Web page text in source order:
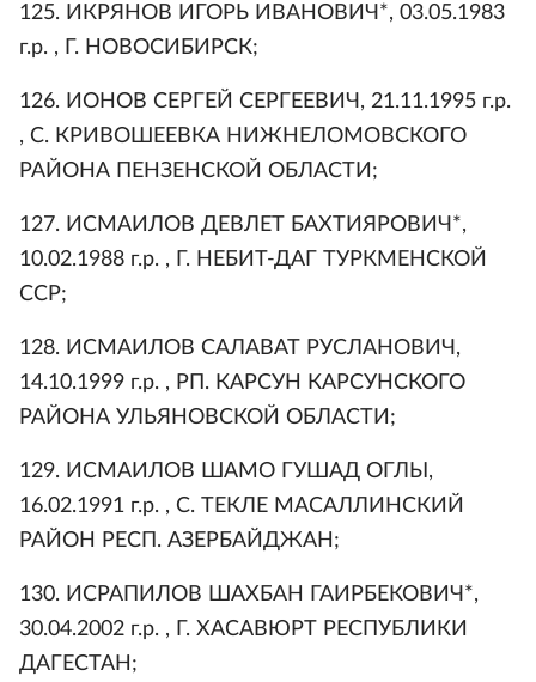
125. ИКРЯНОВ ИГОРЬ ИВАНОВИЧ*, 03.05.1983
г.р. , Г. НОВОСИБИРСК;
126. ИОНОВ СЕРГЕЙ СЕРГЕЕВИЧ, 21.11.1995 г.р.
, С. КРИВОШЕЕВКА НИЖНЕЛОМОВСКОГО
РАЙОНА ПЕНЗЕНСКОЙ ОБЛАСТИ;
127. ИСМАИЛОВ ДЕВЛЕТ БАХТИЯРОВИЧ*,
10.02.1988 г.р. , Г. НЕБИТ-ДАГ ТУРКМЕНСКОЙ
ССР;
128. ИСМАИЛОВ САЛАВАТ РУСЛАНОВИЧ,
14.10.1999 г.р. , РП. КАРСУН КАРСУНСКОГО
РАЙОНА УЛЬЯНОВСКОЙ ОБЛАСТИ;
129. ИСМАИЛОВ ШАМО ГУШАД ОГЛЫ,
16.02.1991 г.р. , С. ТЕКЛЕ МАСАЛЛИНСКИЙ
РАЙОН РЕСП. АЗЕРБАЙДЖАН;
130. ИСРАПИЛОВ ШАХБАН ГАИРБЕКОВИЧ*,
30.04.2002 г.р. , Г. ХАСАВЮРТ РЕСПУБЛИКИ
ДАГЕСТАН;